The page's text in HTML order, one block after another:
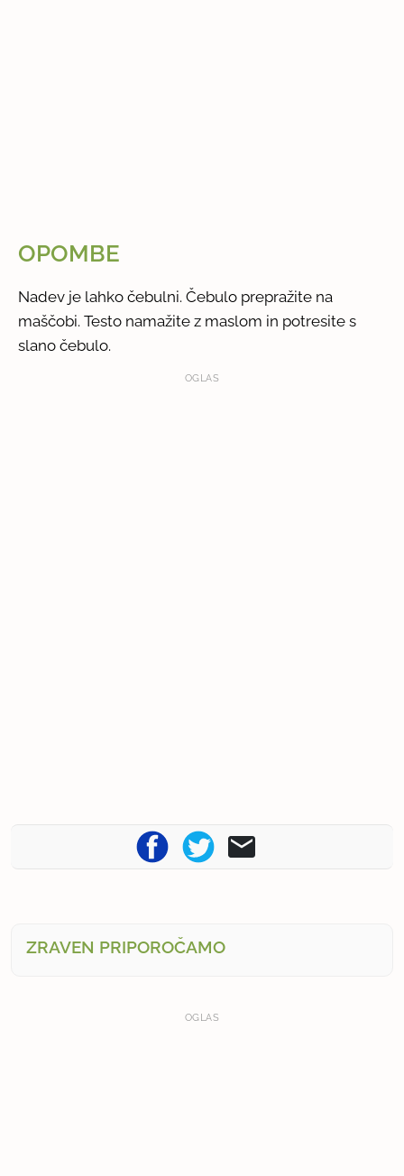
OPOMBE
Nadev je lahko čebulni. Čebulo prepražite na
maščobi. Testo namažite z maslom in potresite s
slano čebulo.
OGLAS
ZRAVEN PRIPOROČAMO
OGLAS